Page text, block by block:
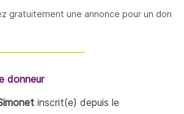
gratuitement une annonce pour un don
donneur
inscrit(e) depuis le